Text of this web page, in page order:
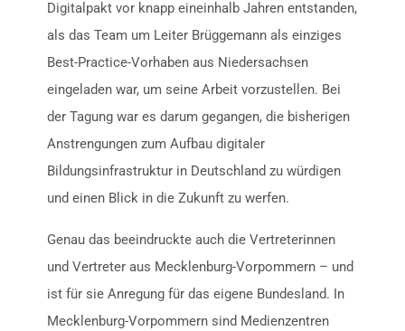
Digitalpakt vor knapp eineinhalb Jahren entstanden,
als das Team um Leiter Brüggemann als einziges
Best-Practice-Vorhaben aus Niedersachsen
eingeladen war, um seine Arbeit vorzustellen. Bei
der Tagung war es darum gegangen, die bisherigen
Anstrengungen zum Aufbau digitaler
Bildungsinfrastruktur in Deutschland zu würdigen
und einen Blick in die Zukunft zu werfen.
Genau das beeindruckte auch die Vertreterinnen
und Vertreter aus Mecklenburg-Vorpommern – und
ist für sie Anregung für das eigene Bundesland. In
Mecklenburg-Vorpommern sind Medienzentren